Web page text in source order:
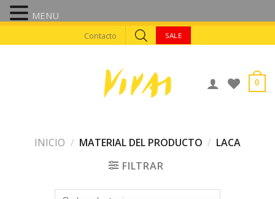
to
Contacto SALE
0
INICIO / MATERIAL DEL PRODUCTO / LACA
FILTRAR
MENU